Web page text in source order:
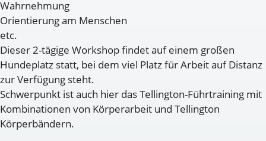
Wahrnehmung
Orientierung am Menschen
etc.
Dieser 2-tägige Workshop findet auf einem großen
Hundeplatz statt, bei dem viel Platz für Arbeit auf Distanz
zur Verfügung steht.
Schwerpunkt ist auch hier das Tellington-Führtraining mit
Kombinationen von Körperarbeit und Tellington
Körperbändern.